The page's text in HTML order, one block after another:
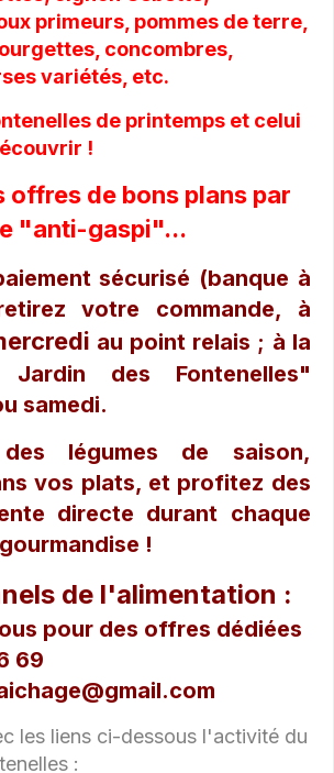
primeurs, pommes de terre,
concombres,
variétés, etc.
de printemps et celui
!
offres de bons plans par
"anti-gaspi"...
sécurisé (banque à
votre commande, à
au point relais ; à la
des Fontenelles"
samedi.
des légumes de saison,
vos plats, et profitez des
directe durant chaque
!
de l'alimentation :
pour des offres dédiées
69
les liens ci-dessous l'activité du
: